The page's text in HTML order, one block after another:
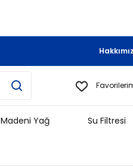
Madeni Yağ Su Filtresi